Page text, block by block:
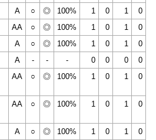
A ○ ◎ 100% 1 0 1
0
AA ○ ◎ 100% 1 0 1
0
A ○ ◎ 100% 1 0 1
0
A - - - 0 0 0 0
AA ○ ◎ 100% 1 0 1 0
AA ○ ◎ 100% 1 0 1 0
A ○ ◎ 100% 1 0 1 0